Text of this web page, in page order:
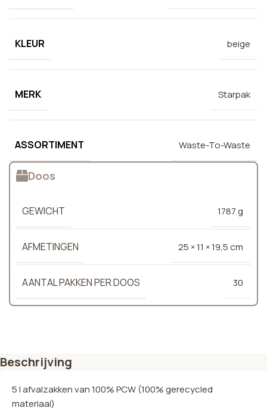
KLEUR beige
MERK Starpak
ASSORTIMENT Waste-To-Waste
Doos
GEWICHT 1787 g
AFMETINGEN 25 × 11 × 19,5 cm
AANTAL PAKKEN PER DOOS 30
Beschrijving
5 l afvalzakken van 100% PCW (100% gerecycled
materiaal)